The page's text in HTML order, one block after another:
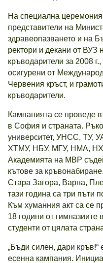
На специална
представители на
здравеопазването и на
ректори и декани от ВУЗ
кръводарители за 2008
осигурени от
Червения кръст, и
кръводарители.
Кампанията се проведе
в София и страната.
университет, УНСС, ТУ,
ХТМУ, НБУ, МГУ, НМА,
Академията на МВР
кътове за
Стара Загора, Варна,
тази година са три пъти
Към хуманния акт са се
18 години от гимназиите
студенти от цялата
„Бъди силен, дари кръв!“
есенна кампания.